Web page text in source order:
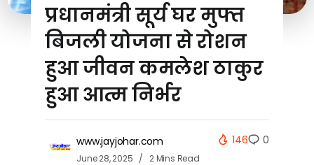
प्रधानमंत्री सूर्य घर मुफ्त
बिजली योजना से रोशन
हुआ जीवन कमलेश ठाकुर
हुआ आत्म निर्भर
www.jayjohar.com
June 28, 2025 2 Mins Read
146 0